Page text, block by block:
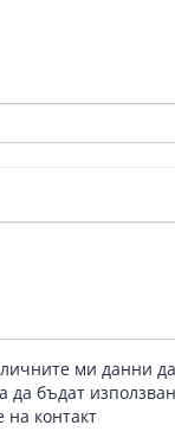
ми данни
да бъдат
на контакт